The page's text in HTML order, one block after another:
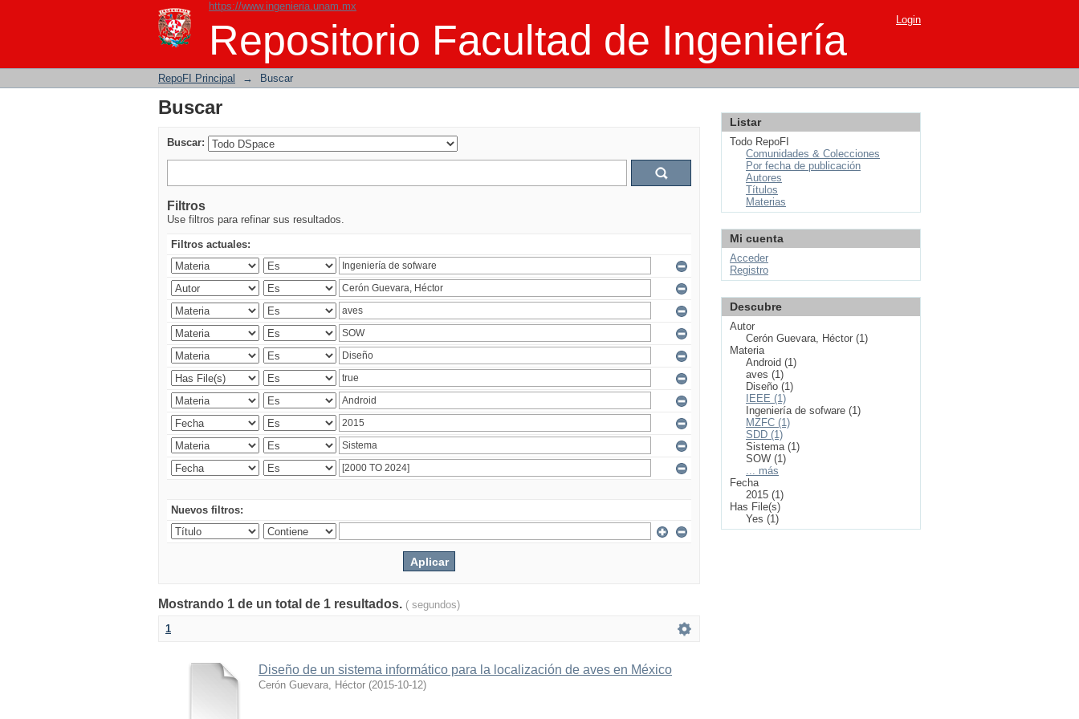
https://www.ingenieria.unam.mx
Repositorio Facultad de Ingeniería
Buscar Login
RepoFI Principal → Buscar
Buscar
Buscar:
Filtros
Use filtros para refinar sus resultados.
Filtros actuales:
Nuevos filtros:
Mostrando 1 de un total de 1 resultados. ( segundos)
1
Diseño de un sistema informático para la localización de aves en México
Cerón Guevara, Héctor (2015-10-12)
Listar
Todo RepoFI
Comunidades & Colecciones
Por fecha de publicación
Autores
Títulos
Materias
Mi cuenta
Acceder
Registro
Descubre
Autor
Cerón Guevara, Héctor (1)
Materia
Android (1)
aves (1)
Diseño (1)
IEEE (1)
Ingeniería de sofware (1)
MZFC (1)
SDD (1)
Sistema (1)
SOW (1)
... más
Fecha
2015 (1)
Has File(s)
Yes (1)